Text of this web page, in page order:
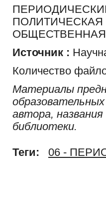
Источник :
Количество
Материалы
автора,
библиотеки.
Теги: 06 -